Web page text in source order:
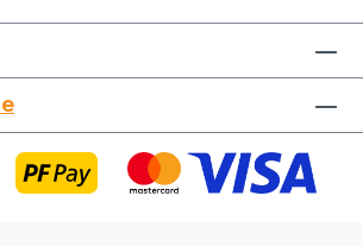
die Website deinen Freunden zeigen
Kopieren